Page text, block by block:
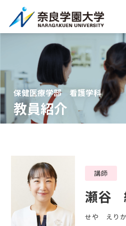
保健医療学部 看護学科
教員紹介
講師
瀬谷
せや えりか